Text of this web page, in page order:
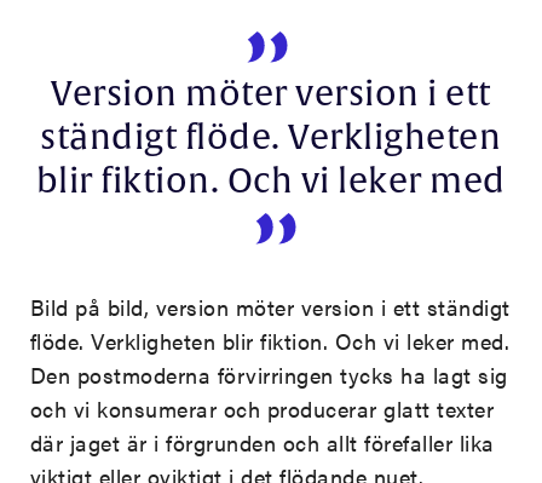
Version möter version i ett
ständigt flöde. Verkligheten
blir fiktion. Och vi leker med
Bild på bild, version möter version i ett ständigt
flöde. Verkligheten blir fiktion. Och vi leker med.
Den postmoderna förvirringen tycks ha lagt sig
och vi konsumerar och producerar glatt texter
där jaget är i förgrunden och allt förefaller lika
viktigt eller oviktigt i det flödande nuet.